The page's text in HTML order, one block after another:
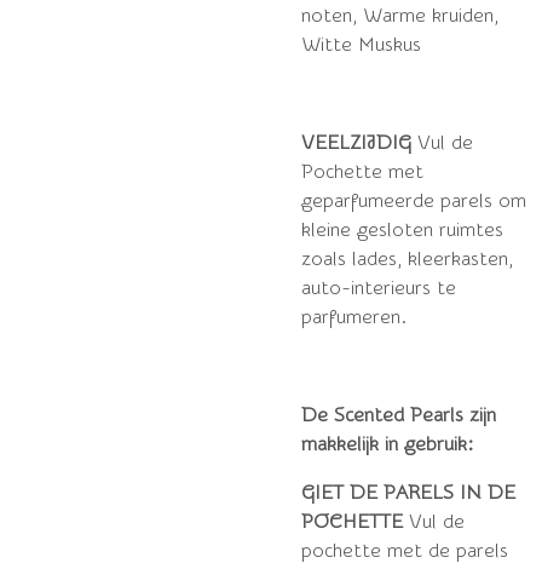
noten, Warme kruiden,
Witte Muskus
VEELZIJDIG Vul de
Pochette met
geparfumeerde parels om
kleine gesloten ruimtes
zoals lades, kleerkasten,
auto-interieurs te
parfumeren.
De Scented Pearls zijn
makkelijk in gebruik:
GIET DE PARELS IN DE
POCHETTEVul de
pochette met de parels